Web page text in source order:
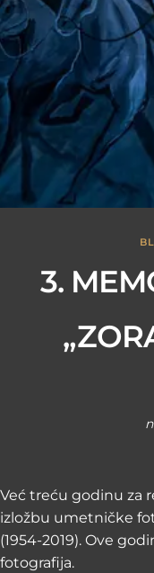
3.
Već treću godinu za
izložbu umetničke
(1954-2019). Ove
fotografija.